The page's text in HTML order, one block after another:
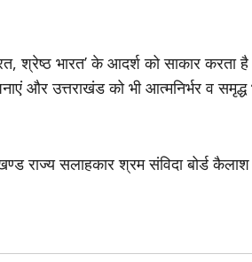
श्रेष्ठ भारत’ के आदर्श को साकार करता
और उत्तराखंड को भी आत्मनिर्भर व समृद्ध
राज्य सलाहकार श्रम संविदा बोर्ड